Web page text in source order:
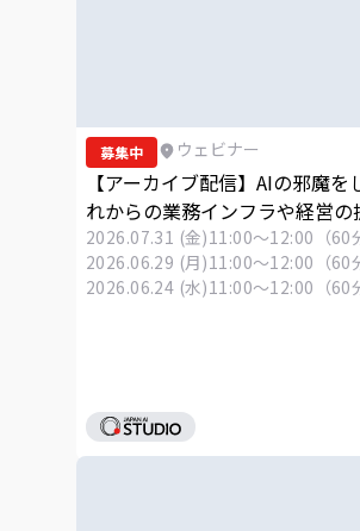
募集中 ウェビナー
【アーカイブ配信】AIの邪魔を
れからの業務インフラや経営の
2026.07.31 (金)11:00～12:00（60
2026.06.29 (月)11:00～12:00（60
2026.06.24 (水)11:00～12:00（60